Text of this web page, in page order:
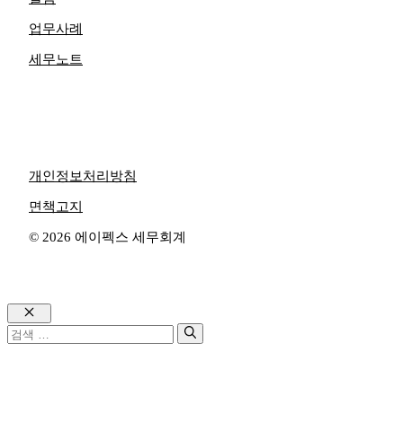
업무사례
세무노트
© 2026 에이펙스 세무회계
개인정보처리방침
면책고지
Close
검